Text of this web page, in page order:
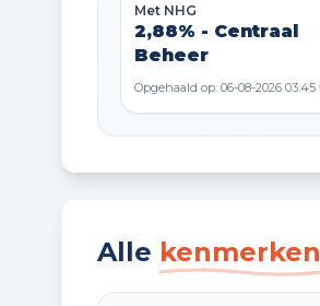
Met NHG
2,88% - Centraal
Beheer
Opgehaald op: 06-08-2026 03:45
Alle kenmerken